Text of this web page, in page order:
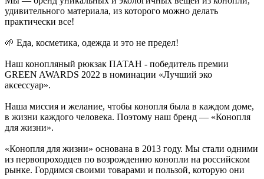
удивительного материала, из которого можно делать
практически все!
🌱 Еда, косметика, одежда и это не предел!
Наш конопляный рюкзак ПАТАН - победитель премии
GREEN AWARDS 2022 в номинации «Лучший эко
аксессуар».
Наша миссия и желание, чтобы конопля была в каждом доме,
в жизни каждого человека. Поэтому наш бренд — «Конопля
для жизни».
«Конопля для жизни» основана в 2013 году. Мы стали одними
из первопроходцев по возрождению конопли на российском
рынке. Гордимся своими товарами и пользой, которую они